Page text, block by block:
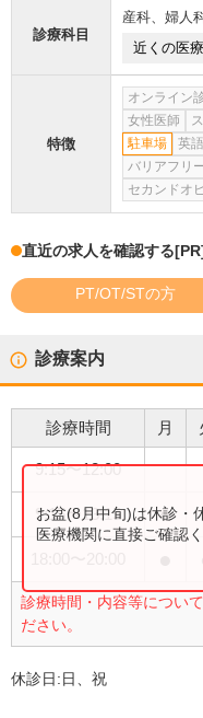
診療科目
産科、 婦人
近くの医
特徴
オンライン
女性医師
駐車場
英語
バリアフリ
セカンドオ
直近の求人を確認する
PT/OT/STの方
診療案内
診療時間 月
9:15〜12:00
9:15〜13:15 ●
診療時間・内容等につい
ださい。
お盆(8月中旬)は休診・
医療機関に直接ご確認く
休診日:日、祝